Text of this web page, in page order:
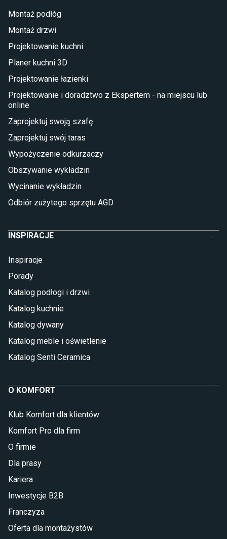
Taras i balkon
Sztuczna trawa miękka
Koce i pledy
Płytki na balkon
Lampy stojące LED
Płytki
Płytki Cersanit
Płytki wielkoformatowe
Glazura
Płytki marmurowe
Montaż podłóg
Montaż drzwi
Projektowanie kuchni
Planer kuchni 3D
Projektowanie łazienki
Projektowanie i doradztwo z Ekspertem - na miejscu lub
online
Zaprojektuj swoją szafę
Zaprojektuj swój taras
Wypożyczenie odkurzaczy
Obszywanie wykładzin
Wycinanie wykładzin
Odbiór zużytego sprzętu AGD
INSPIRACJE
Inspiracje
Porady
Katalog podłogi i drzwi
Katalog kuchnie
Katalog dywany
Katalog meble i oświetlenie
Katalog Senti Ceramica
O KOMFORT
Klub Komfort dla klientów
Komfort Pro dla firm
O firmie
Dla prasy
Kariera
Inwestycje B2B
Franczyza
Oferta dla montażystów